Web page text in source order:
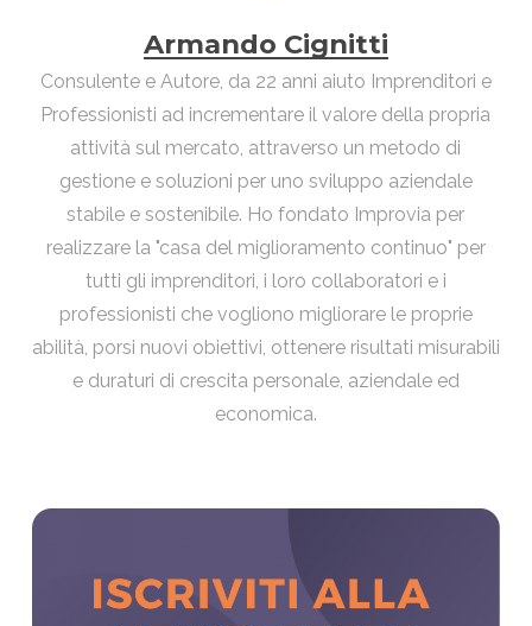
Armando Cignitti
Consulente e Autore, da 22 anni aiuto Imprenditori e
Professionisti ad incrementare il valore della propria
attività sul mercato, attraverso un metodo di
gestione e soluzioni per uno sviluppo aziendale
stabile e sostenibile. Ho fondato Improvia per
realizzare la "casa del miglioramento continuo" per
tutti gli imprenditori, i loro collaboratori e i
professionisti che vogliono migliorare le proprie
abilità, porsi nuovi obiettivi, ottenere risultati misurabili
e duraturi di crescita personale, aziendale ed
economica.